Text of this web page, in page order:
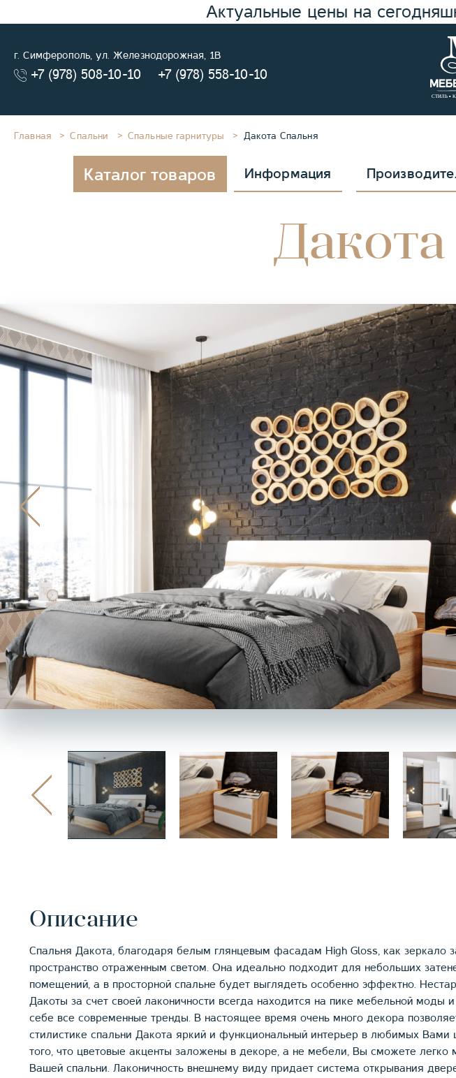
Актуальные цены на
г. Симферополь, ул. Железнодорожная, 1В
+7 (978) 508-10-10 +7 (978) 558-10-10
Главная Спальни Спальные гарнитуры Дакота Спальня
Каталог товаров Информация
Описание
Спальня Дакота, благодаря белым глянцевым фасадам High Gloss, как зеркало
пространство отраженным светом. Она идеально подходит для небольших
помещений, а в просторной спальне будет выглядеть особенно эффектно.
Дакоты за счет своей лаконичности всегда находится на пике мебельной моды
себе все современные тренды. В настоящее время очень много декора
стилистике спальни Дакота яркий и функциональный интерьер в любимых Вами
того, что цветовые акценты заложены в декоре, а не мебели, Вы сможете легко
Вашей спальни. Лаконичность внешнему виду придает система открывания